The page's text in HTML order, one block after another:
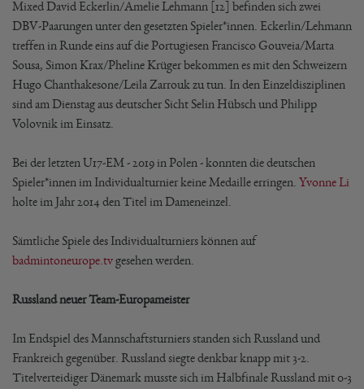
Mixed David Eckerlin/Amelie Lehmann [12] befinden sich zwei
DBV-Paarungen unter den gesetzten Spieler*innen. Eckerlin/Lehmann
treffen in Runde eins auf die Portugiesen Francisco Gouveia/Marta
Sousa, Simon Krax/Pheline Krüger bekommen es mit den Schweizern
Hugo Chanthakesone/Leila Zarrouk zu tun. In den Einzeldisziplinen
sind am Dienstag aus deutscher Sicht Selin Hübsch und Philipp
Volovnik im Einsatz.
Bei der letzten U17-EM - 2019 in Polen - konnten die deutschen
Spieler*innen im Individualturnier keine Medaille erringen. Yvonne Li
holte im Jahr 2014 den Titel im Dameneinzel.
Sämtliche Spiele des Individualturniers können auf
badmintoneurope.tvgesehen werden.
Russland neuer Team-Europameister
Im Endspiel des Mannschaftsturniers standen sich Russland und
Frankreich gegenüber. Russland siegte denkbar knapp mit 3-2.
Titelverteidiger Dänemark musste sich im Halbfinale Russland mit 0-3